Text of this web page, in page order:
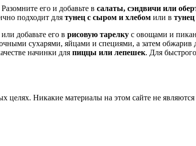
его и добавьте в салаты, сэндвичи или
подходит для тунец с сыром и хлебом или в тунец
добавьте его в рисовую тарелку с овощами и
сухарями, яйцами и специями, а затем обжарив
начинки для пиццы или лепешек. Для
Никакие материалы на этом сайте не